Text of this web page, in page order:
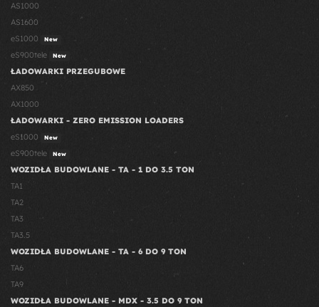
AS1000
AS1600
eS1000
New
eS900tele New
ŁADOWARKI PRZEGUBOWE
AX850
AX1000
ŁADOWARKI - ZERO EMISSION LOADERS
eS1000
New
eS900tele New
WOZIDŁA BUDOWLANE - TA - 1 DO 3.5 TON
TA1
TA2
TA3
TA3.5
WOZIDŁA BUDOWLANE - TA - 6 DO 9 TON
TA6
TA9
WOZIDŁA BUDOWLANE - MDX - 3.5 DO 9 TON